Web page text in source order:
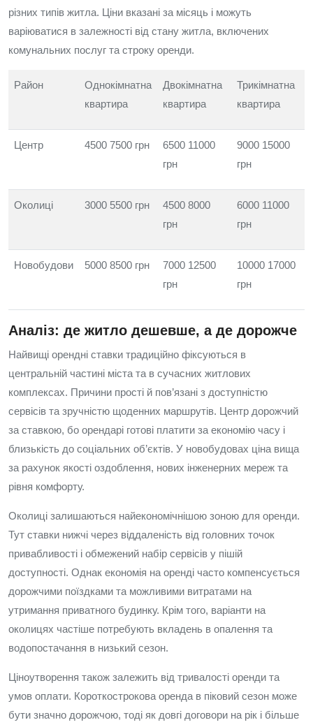
різних типів житла. Ціни вказані за місяць і можуть
варіюватися в залежності від стану житла, включених
комунальних послуг та строку оренди.
Район
Однокімнатна
квартира
Двокімнатна
квартира
Трикімнатна
квартира
Центр 4500 7500 грн
6500 11000
грн
9000 15000
грн
Околиці 3000 5500 грн
4500 8000
грн
6000 11000
грн
Новобудови 5000 8500 грн
7000 12500
грн
10000 17000
грн
Аналіз: де житло дешевше, а де дорожче
Найвищі орендні ставки традиційно фіксуються в
центральній частині міста та в сучасних житлових
комплексах. Причини прості й пов’язані з доступністю
сервісів та зручністю щоденних маршрутів. Центр дорожчий
за ставкою, бо орендарі готові платити за економію часу і
близькість до соціальних об’єктів. У новобудовах ціна вища
за рахунок якості оздоблення, нових інженерних мереж та
рівня комфорту.
Околиці залишаються найекономічнішою зоною для оренди.
Тут ставки нижчі через віддаленість від головних точок
привабливості і обмежений набір сервісів у пішій
доступності. Однак економія на оренді часто компенсується
дорожчими поїздками та можливими витратами на
утримання приватного будинку. Крім того, варіанти на
околицях частіше потребують вкладень в опалення та
водопостачання в низький сезон.
Ціноутворення також залежить від тривалості оренди та
умов оплати. Короткострокова оренда в піковий сезон може
бути значно дорожчою, тоді як довгі договори на рік і більше